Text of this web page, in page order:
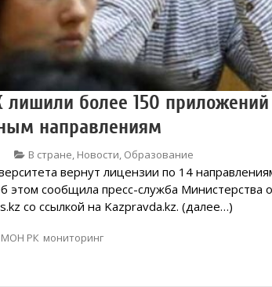
лишили более 150
направлениям
В стране, Новости, Образование
вернут лицензии по 14
этом сообщила пресс-служба Министерства
со ссылкой на Kazpravda.kz. (далее…)
МОН РК мониторинг